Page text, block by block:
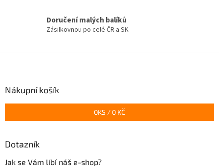
p
i
s
Doručení malých balíků
Zásilkovnou po celé ČR a SK
Nákupní košík
0KS / 0 KČ
Dotazník
Jak se Vám líbí náš e-shop?